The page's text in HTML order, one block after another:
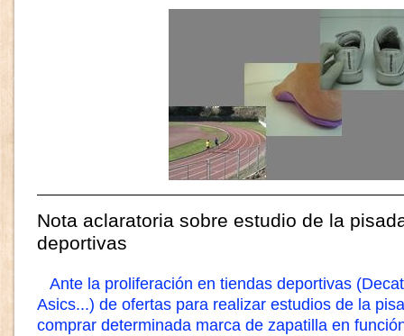
Nota aclaratoria sobre estudio de la
deportivas
Ante la proliferación en tiendas deportivas
Asics...) de ofertas para realizar estudios de la
comprar determinada marca de zapatilla en